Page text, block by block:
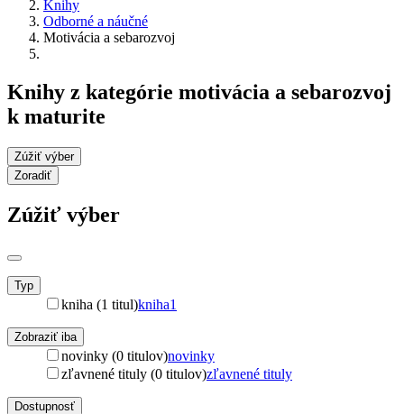
Knihy
Odborné a náučné
Motivácia a sebarozvoj
Knihy z kategórie motivácia a sebarozvoj
k maturite
Zúžiť výber
Zoradiť
Zúžiť výber
Typ
kniha (1 titul)kniha1
Zobraziť iba
novinky (0 titulov)novinky
zľavnené tituly (0 titulov)zľavnené tituly
Dostupnosť